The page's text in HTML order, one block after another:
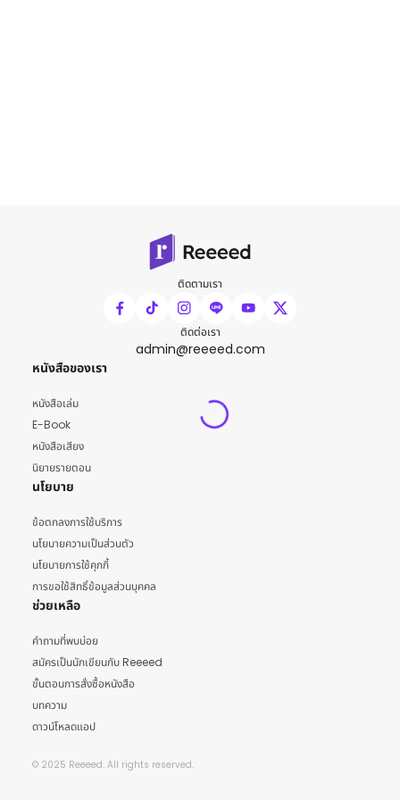
ติดตามเรา
ติดต่อเรา
admin@reeeed.com
หนังสือของเรา
หนังสือเล่ม
E-Book
หนังสือเสียง
นิยายรายตอน
นโยบาย
ข้อตกลงการใช้บริการ
นโยบายความเป็นส่วนตัว
นโยบายการใช้คุกกี้
การขอใช้สิทธิ์ข้อมูลส่วนบุคคล
ช่วยเหลือ
คำถามที่พบบ่อย
สมัครเป็นนักเขียนกับ Reeeed
ขั้นตอนการสั่งซื้อหนังสือ
บทความ
ดาวน์โหลดแอป
© 2025 Reeeed. All rights reserved.